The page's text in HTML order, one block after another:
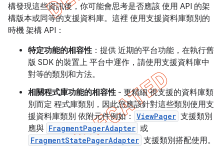
構發現這些資訊後，你可能會思考是否應該 使用 API 的架
構版本或同等的支援資料庫。這裡 使用支援資料庫類別的
時機 架構 API：
特定功能的相容性：提供 近期的平台功能，在執行舊
版 SDK 的裝置上 平台中運作，請使用支援資料庫中
對等的類別和方法。
相關程式庫功能的相容性- 更精細 視支援的資料庫類
別而定 程式庫類別，因此您應該針對這些類別使用支
援資料庫類別 依附元件例如：
ViewPager 支援類別
應與 FragmentPagerAdapter 或
FragmentStatePagerAdapter 支援類別搭配使用。